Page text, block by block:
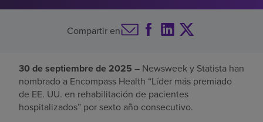
Inversores
Compartir en
30 de septiembre de 2025 – Newsweek y Statista han
nombrado a Encompass Health “Líder más premiado
de EE. UU. en rehabilitación de pacientes
hospitalizados” por sexto año consecutivo.